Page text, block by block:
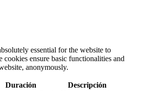
essential for the website to
cookies ensure basic functionalities and
anonymously.
Duración
Descripción